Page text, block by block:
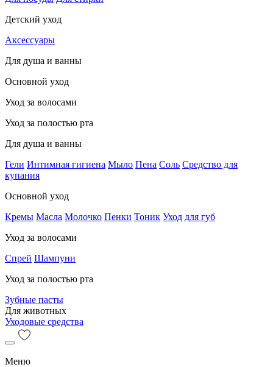
Детский уход
Аксессуары
Для душа и ванны
Основной уход
Уход за волосами
Уход за полостью рта
Для душа и ванны
Гели Интимная гигиена Мыло Пена Соль Средство для
купания
Основной уход
Кремы Масла Молочко Пенки Тоник Уход для губ
Уход за волосами
Спрей Шампуни
Уход за полостью рта
Зубные пасты
Для животных
Уходовые средства
Меню